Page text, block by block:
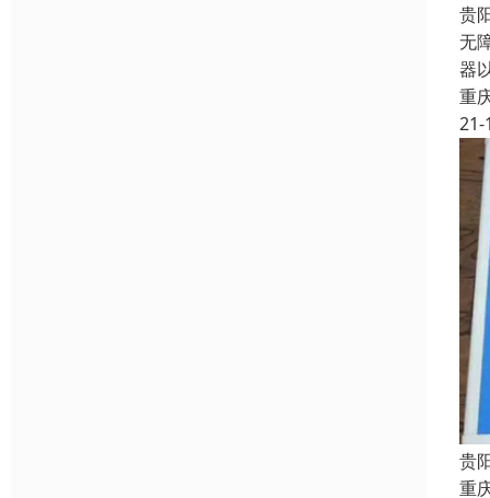
贵
无
器
重
21-
贵
重